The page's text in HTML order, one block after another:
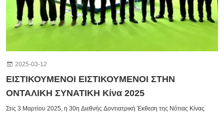
2025-03-12
ΕΙΣΤΙΚΟΥΜΕΝΟΙ ΕΙΣΤΙΚΟΥΜΕΝΟΙ ΣΤΗΝ
ΟΝΤΑΛΙΚΗ ΣΥΝΑΤΙΚΗ Κίνα 2025
Στις 3 Μαρτίου 2025, η 30η Διεθνής Δοντιατρική Έκθεση της Νότιας Κίνας